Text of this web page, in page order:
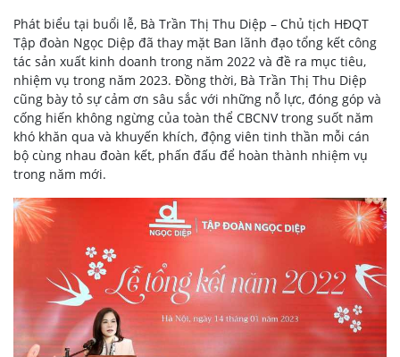
Phát biểu tại buổi lễ, Bà Trần Thị Thu Diệp – Chủ tịch HĐQT
Tập đoàn Ngọc Diệp đã thay mặt Ban lãnh đạo tổng kết công
tác sản xuất kinh doanh trong năm 2022 và đề ra mục tiêu,
nhiệm vụ trong năm 2023. Đồng thời, Bà Trần Thị Thu Diệp
cũng bày tỏ sự cảm ơn sâu sắc với những nỗ lực, đóng góp và
cống hiến không ngừng của toàn thể CBCNV trong suốt năm
khó khăn qua và khuyến khích, động viên tinh thần mỗi cán
bộ cùng nhau đoàn kết, phấn đấu để hoàn thành nhiệm vụ
trong năm mới.